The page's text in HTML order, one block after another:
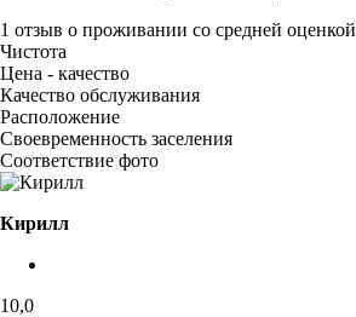
1 отзыв о проживании со средней оценкой
Чистота
Цена - качество
Качество обслуживания
Расположение
Своевременность заселения
Соответствие фото
Кирилл
10,0